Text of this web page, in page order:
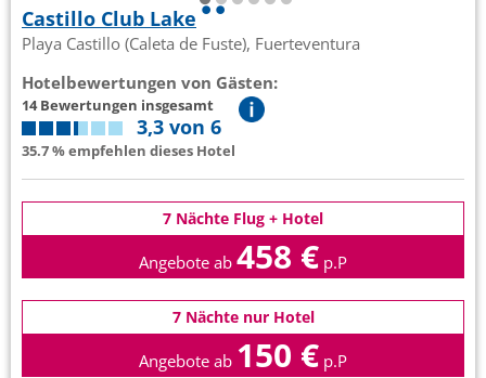
Castillo Club Lake
Playa Castillo (Caleta de Fuste), Fuerteventura
Hotelbewertungen von Gästen:
14 Bewertungen insgesamt
3,3 von 6
35.7 % empfehlen dieses Hotel
7 Nächte Flug + Hotel
Angebote ab 458 € p.P
7 Nächte nur Hotel
Angebote ab 150 € p.P